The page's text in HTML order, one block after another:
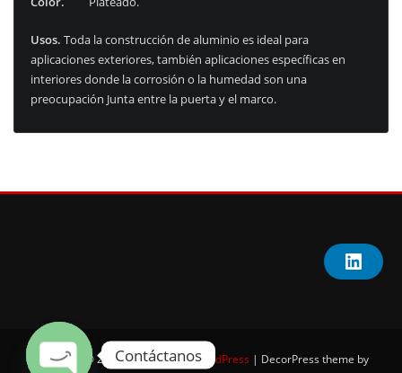
Usos. Toda la construcción de aluminio es ideal para
aplicaciones exteriores, también aplicaciones específicas en
interiores donde la corrosión o la humedad son una
preocupación Junta entre la puerta y el marco.
L
i
n
Copyright © 2025 | Powered byWordPress | DecorPress theme by
Contáctanos